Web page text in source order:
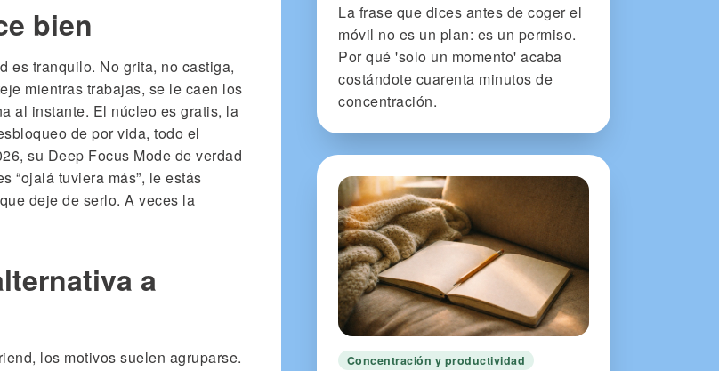
bien
es tranquilo. No grita, no castiga,
mientras trabajas, se le caen los
al instante. El núcleo es gratis, la
de por vida, todo el
su Deep Focus Mode de verdad
“ojalá tuviera más”, le estás
deje de serlo. A veces la
a
los motivos suelen agruparse.
La frase que dices antes de coger el
móvil no es un plan: es un permiso.
Por qué 'solo un momento' acaba
costándote cuarenta minutos de
concentración.
Concentración y productividad